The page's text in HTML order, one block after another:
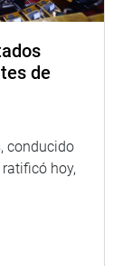
estado del
impulsando
competentes
beneficio de los
de
conducido
ratificó hoy,